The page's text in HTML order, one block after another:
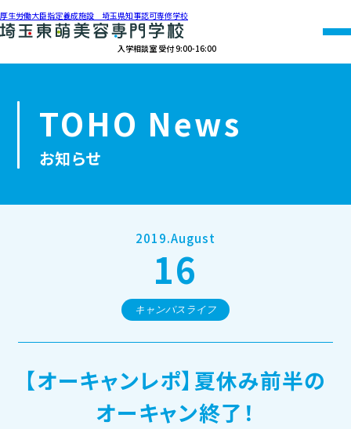
厚生労働大臣指定養成施設 埼玉県知事認可専修学校
入学相談室 受付 9:00-16:00
アクセス 資料請求
学校紹介
学科紹介
オープンキャンパス・個別相談
訪問者別メニュー
TOHO News
お知らせ
2019.August
16
キャンパスライフ
【オーキャンレポ】夏休み前半の
オーキャン終了！